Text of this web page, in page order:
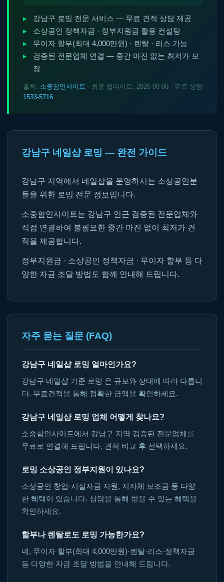
강남구 로밍 전문 서비스 — 무료 견적 상담 제공
소상공인 정책자금 · 정부지원금 활용 컨설팅
무이자 할부(최대 4,000만원) · 렌탈 · 리스 가능
검증된 전문업체 연결 — 중간 마진 없는 최저가 보
장
출처: 소중함인사이트 · 최종 업데이트: 2026-08-06 · 무료 상담
1533-5716
강남구 네일샵 로밍 — 완전 가이드
강남구 지역에서 네일샵을 운영하시는 소상공인분
들을 위한 로밍 전문 정보입니다.
소중함인사이트는 강남구 인근 검증된 전문업체와
직접 연결하여 불필요한 중간 마진 없이 최저가 견
적을 제공합니다.
정부지원금 · 소상공인 정책자금 · 무이자 할부 등 다
양한 자금 조달 방법도 함께 안내해 드립니다.
자주 묻는 질문 (FAQ)
강남구 네일샵 로밍 얼마인가요?
강남구 네일샵 기준 로밍 은 규모와 상태에 따라 다릅니
다. 무료견적을 통해 정확한 금액을 확인하세요.
강남구 네일샵 로밍 업체 어떻게 찾나요?
소중함인사이트에서 강남구 지역 검증된 전문업체를
무료로 연결해 드립니다. 견적 비교 후 선택하세요.
로밍 소상공인 정부지원이 있나요?
소상공인 창업·시설자금 지원, 지자체 보조금 등 다양
한 혜택이 있습니다. 상담을 통해 받을 수 있는 혜택을
확인하세요.
할부나 렌탈로도 로밍 가능한가요?
네, 무이자 할부(최대 4,000만원)·렌탈·리스·정책자금
등 다양한 자금 조달 방법을 안내해 드립니다.